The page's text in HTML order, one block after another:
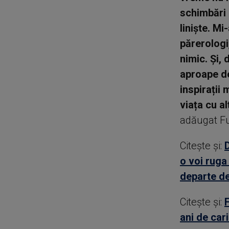
schimbări
liniște.
nimic. Și,
aproape
inspirații
viața cu
adăugat
Citește și:
o voi
departe
Citește și:
ani de